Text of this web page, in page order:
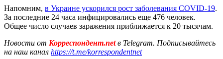
Напомним, в Украине ускорился рост заболевания COVID-19.
За последние 24 часа инфицировались еще 476 человек.
Общее число случаев заражения приближается к 20 тысячам.
Новости от Корреспондент.netв Telegram. Подписывайтесь
на наш канал https://t.me/korrespondentnet